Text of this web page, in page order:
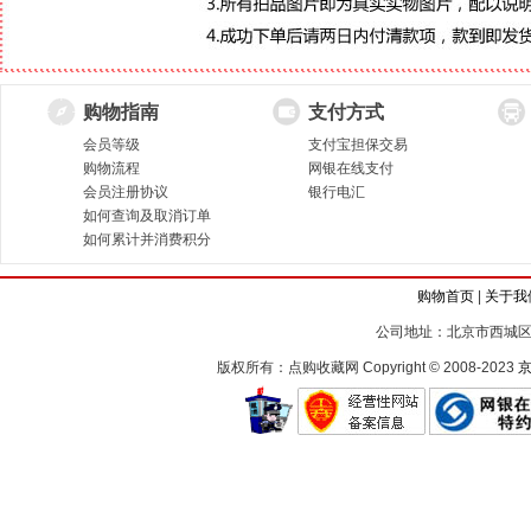
购物指南
会员等级
购物流程
会员注册协议
如何查询及取消订单
如何累计并消费积分
支付方式
支付宝担保交易
网银在线支付
银行电汇
购物首页 关于我
公司地址：北京市西城
版权所有：点购收藏网 Copyright © 2008-2023